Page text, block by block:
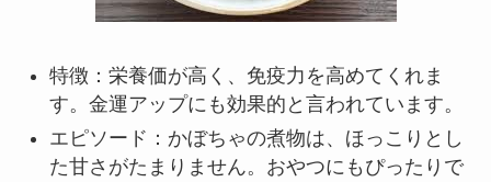
特徴：栄養価が高く、免疫力を高めてくれま
す。金運アップにも効果的と言われています。
エピソード：かぼちゃの煮物は、ほっこりとし
た甘さがたまりません。おやつにもぴったりで